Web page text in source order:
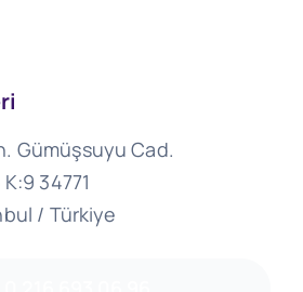
Gümüşsuyu Cad.
34771
/ Türkiye